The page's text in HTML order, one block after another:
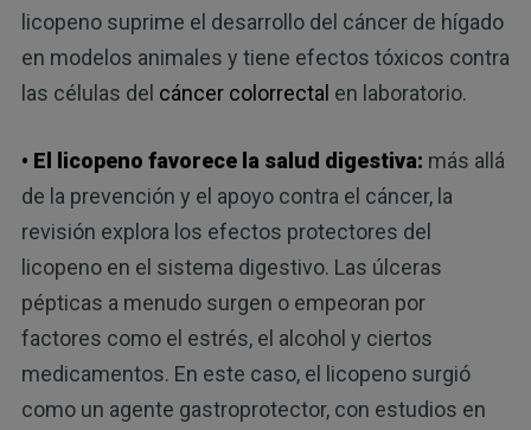
licopeno suprime el desarrollo del cáncer de hígado
en modelos animales y tiene efectos tóxicos contra
las células del cáncer colorrectal en laboratorio.
• El licopeno favorece la salud digestiva: más allá
de la prevención y el apoyo contra el cáncer, la
revisión explora los efectos protectores del
licopeno en el sistema digestivo. Las úlceras
pépticas a menudo surgen o empeoran por
factores como el estrés, el alcohol y ciertos
medicamentos. En este caso, el licopeno surgió
como un agente gastroprotector, con estudios en